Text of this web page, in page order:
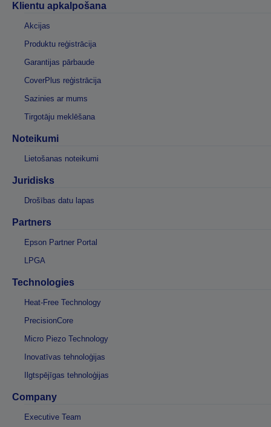
Klientu apkalpošana
Akcijas
Produktu reģistrācija
Garantijas pārbaude
CoverPlus reģistrācija
Sazinies ar mums
Tirgotāju meklēšana
Noteikumi
Lietošanas noteikumi
Juridisks
Drošības datu lapas
Partners
Epson Partner Portal
LPGA
Technologies
Heat-Free Technology
PrecisionCore
Micro Piezo Technology
Inovatīvas tehnoloģijas
Ilgtspējīgas tehnoloģijas
Company
Executive Team